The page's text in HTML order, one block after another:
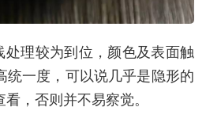
理较为到位，颜色及表面触
统一度，可以说几乎是隐形的
，否则并不易察觉。